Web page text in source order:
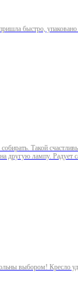
быстро,
Такой
другую лампу. Радует
выбором! Кресло